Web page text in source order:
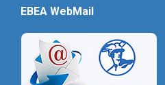
EBEA WebMail